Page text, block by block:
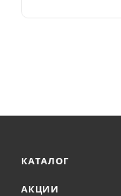
КАТАЛОГ
АКЦИИ